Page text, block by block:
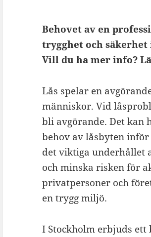
Behovet av en
trygghet och
Vill du ha mer info?
Lås spelar en
människor. Vid
bli avgörande. Det kan
behov av låsbyten
det viktiga underhållet
och minska risken för
privatpersoner och
en trygg miljö.
I Stockholm erbjuds